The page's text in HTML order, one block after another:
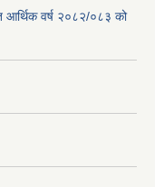
आर्थिक वर्ष २०८२/०८३ को